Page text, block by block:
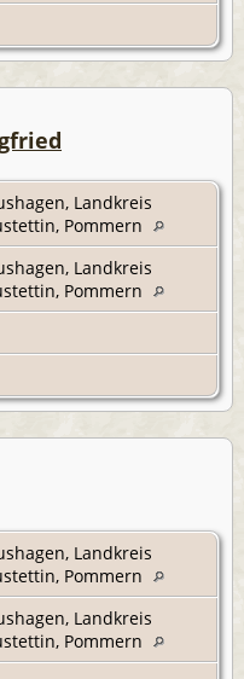
Landkreis
Pommern
Landkreis
Pommern
Landkreis
Pommern
Landkreis
Pommern